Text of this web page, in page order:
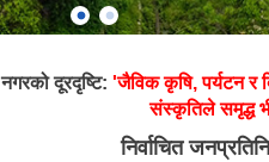
नगरको दूरदृष्टि: 'जैविक कृषि, पर्यटन र
संस्कृतिले समृद्ध
निर्वाचित